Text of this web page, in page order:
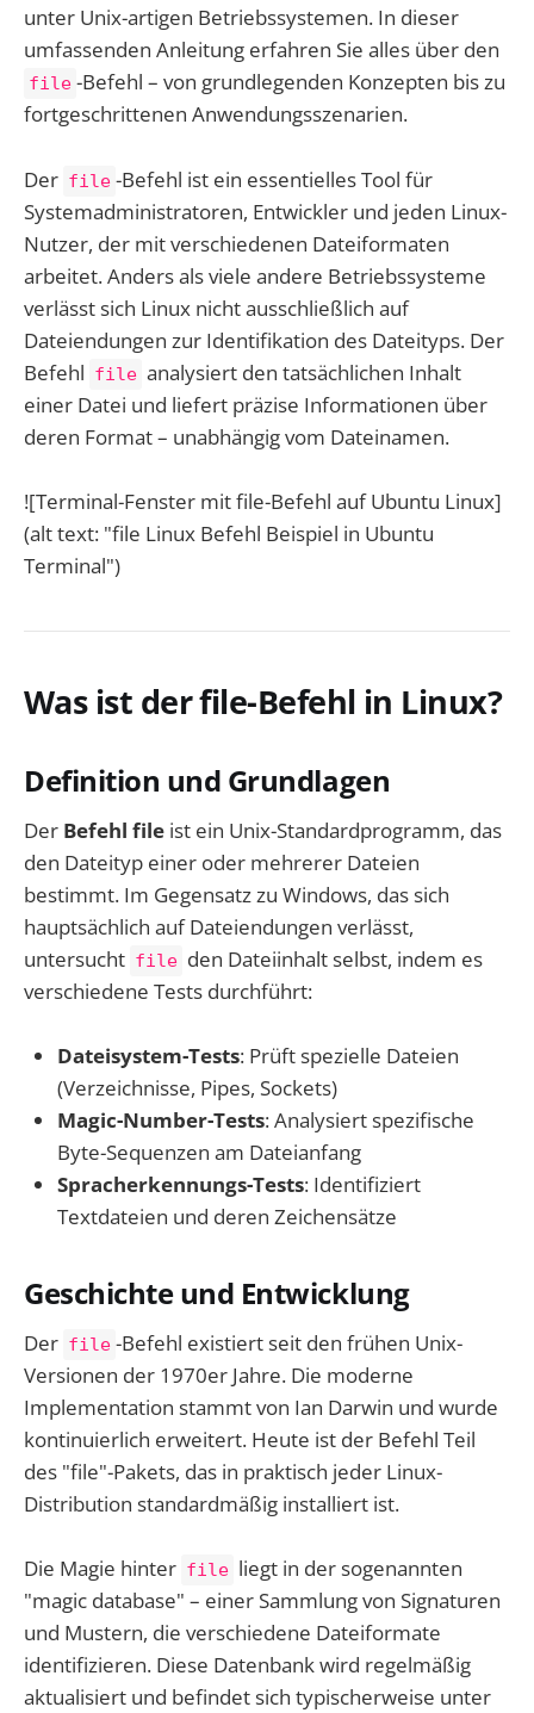
unter Unix-artigen Betriebssystemen. In dieser
umfassenden Anleitung erfahren Sie alles über den
file -Befehl – von grundlegenden Konzepten bis zu
fortgeschrittenen Anwendungsszenarien.
Der file -Befehl ist ein essentielles Tool für
Systemadministratoren, Entwickler und jeden Linux-
Nutzer, der mit verschiedenen Dateiformaten
arbeitet. Anders als viele andere Betriebssysteme
verlässt sich Linux nicht ausschließlich auf
Dateiendungen zur Identifikation des Dateityps. Der
Befehl file analysiert den tatsächlichen Inhalt
einer Datei und liefert präzise Informationen über
deren Format – unabhängig vom Dateinamen.
![Terminal-Fenster mit file-Befehl auf Ubuntu Linux]
(alt text: "file Linux Befehl Beispiel in Ubuntu
Terminal")
Was ist der file-Befehl in Linux?
Definition und Grundlagen
Der Befehl file ist ein Unix-Standardprogramm, das
den Dateityp einer oder mehrerer Dateien
bestimmt. Im Gegensatz zu Windows, das sich
hauptsächlich auf Dateiendungen verlässt,
untersucht file den Dateiinhalt selbst, indem es
verschiedene Tests durchführt:
Dateisystem-Tests: Prüft spezielle Dateien
(Verzeichnisse, Pipes, Sockets)
Magic-Number-Tests: Analysiert spezifische
Byte-Sequenzen am Dateianfang
Spracherkennungs-Tests: Identifiziert
Textdateien und deren Zeichensätze
Geschichte und Entwicklung
Der file -Befehl existiert seit den frühen Unix-
Versionen der 1970er Jahre. Die moderne
Implementation stammt von Ian Darwin und wurde
kontinuierlich erweitert. Heute ist der Befehl Teil
des "file"-Pakets, das in praktisch jeder Linux-
Distribution standardmäßig installiert ist.
Die Magie hinter file liegt in der sogenannten
"magic database" – einer Sammlung von Signaturen
und Mustern, die verschiedene Dateiformate
identifizieren. Diese Datenbank wird regelmäßig
aktualisiert und befindet sich typischerweise unter